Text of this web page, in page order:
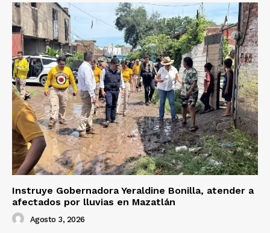
Instruye Gobernadora Yeraldine Bonilla, atender a
afectados por lluvias en Mazatlán
Agosto 3, 2026